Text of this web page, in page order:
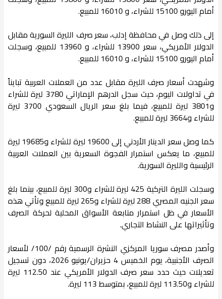
أمام اليورو 15100 للشراء، و 16010 للمبيع.
إلى ذلك وصل في محافظة إدلب، سعر صرف الليرة السورية مقابل
الدولار الأمريكي، سعر 13900 للشراء، و 13960 للمبيع، وسجلت
أمام اليورو 15100 للشراء، و 16010 للمبيع.
وشهدت أسعار صرف الليرة مقابل عدد من العملات العربية تبايناً
في تداولات اليوم، حيث سجل الدرهم الإماراتي 3780 ليرة للشراء
و3801 ليرة للمبيع، فيما بلغ سعر الريال السعودي 3700 ليرة
للشراء و3664 ليرة للمبيع.
كما وصل سعر الدينار الأردني إلى 19600 ليرة للشراء و19685 ليرة
للمبيع، ما يعكس استمرار الفجوة السعرية بين العملات العربية
الرئيسية والليرة السورية.
وسجلت الليرة التركية 425 ليرة للشراء و300 ليرة للمبيع، بينما بلغ
سعر الجنيه المصري 288 ليرة للشراء و265 ليرة للمبيع وتأتي هذه
الأسعار في ظل استمرار متابعة الأسواق المحلية لحركة الصرف
وتأثيراتها على النشاط التجاري.
وأصدر مصرف سوريا المركزي النشرة الرسمية رقم /100/ لأسعار
الصرف الأجنبية، يوم الخميس 4 حزيران/يونيو 2026، دون تسجيل
تعديلات حيث حدد سعر صرف الدولار الأمريكي عند 112.50 ليرة
للشراء و113.50 ليرة للمبيع، بمتوسط 113 ليرة.